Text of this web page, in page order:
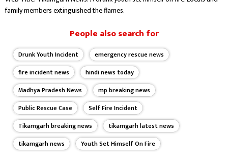
family members extinguished the flames.
People also search for
Drunk Youth Incident
emergency rescue news
fire incident news
hindi news today
Madhya Pradesh News
mp breaking news
Public Rescue Case
Self Fire Incident
Tikamgarh breaking news
tikamgarh latest news
tikamgarh news
Youth Set Himself On Fire